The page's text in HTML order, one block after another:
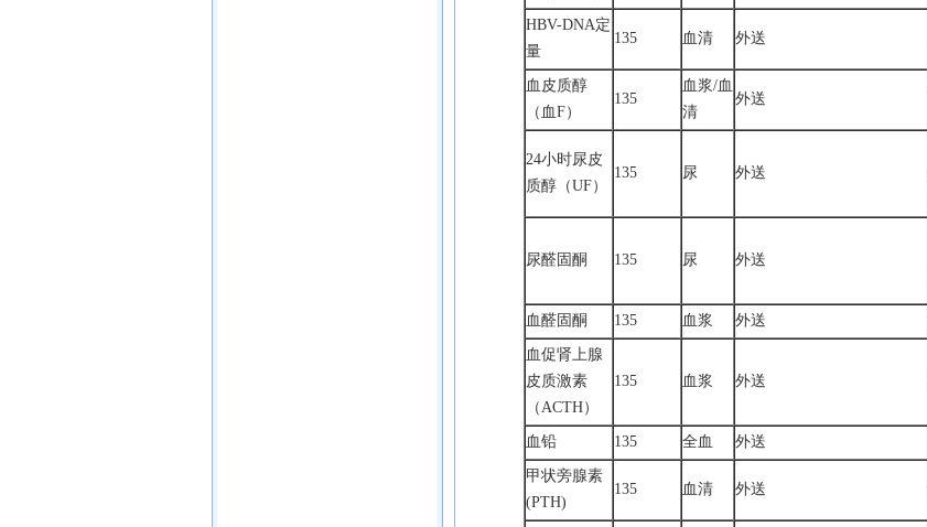
HBV-DNA定
量
135 血清 外送
血皮质醇
（血F）
135
血浆/血
清
外送
24小时尿皮
质醇（UF）
135 尿 外送
尿醛固酮 135 尿 外送
血醛固酮 135 血浆 外送
血促肾上腺
皮质激素
（ACTH）
135 血浆 外送
血铅 135 全血 外送
甲状旁腺素
(PTH)
135 血清 外送